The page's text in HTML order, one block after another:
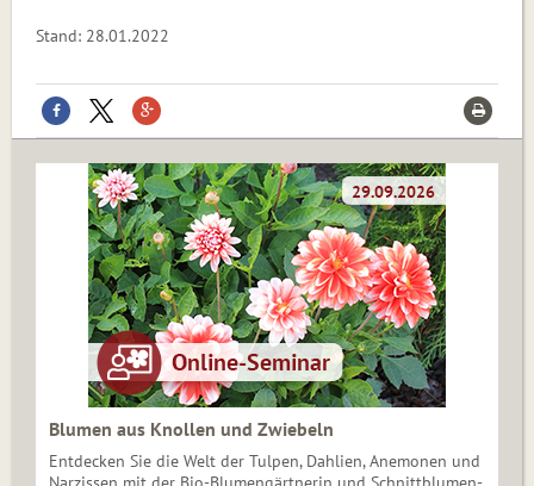
Stand: 28.01.2022
Blumen aus Knollen und Zwiebeln
Entdecken Sie die Welt der Tulpen, Dahlien, Anemonen und